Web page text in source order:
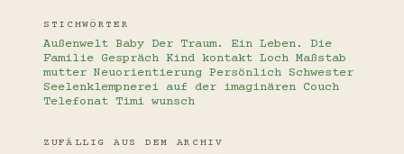
STICHWÖRTER
Außenwelt Baby Der Traum. Ein Leben.
Die
Familie Gespräch Kind kontakt Loch Maßstab
mutter Neuorientierung Persönlich Schwester
Seelenklempnerei auf der imaginären Couch
Telefonat Timi wunsch
ZUFÄLLIG AUS DEM ARCHIV